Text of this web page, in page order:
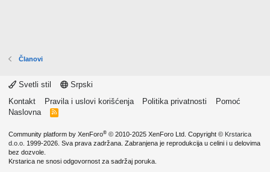
Članovi
Svetli stil
Srpski
Kontakt
Pravila i uslovi korišćenja Politika privatnosti
Pomoć
Naslovna
R
Community platform by XenForo® © 2010-2025 XenForo Ltd. Copyright © Krstarica
d.o.o. 1999-2026. Sva prava zadržana. Zabranjena je reprodukcija u celini i u delovima
bez dozvole.
Krstarica ne snosi odgovornost za sadržaj poruka.